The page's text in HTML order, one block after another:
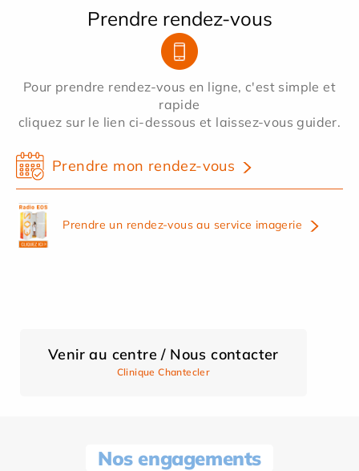
Prendre rendez-vous
Pour prendre rendez-vous en ligne, c'est simple et
rapide
cliquez sur le lien ci-dessous et laissez-vous guider.
Prendre mon rendez-vous
Prendre un rendez-vous au service imagerie
Venir au centre / Nous contacter
Clinique Chantecler
Nos engagements